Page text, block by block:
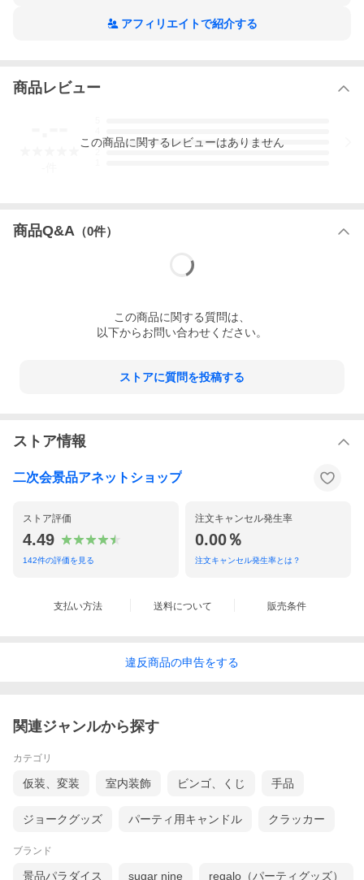
ラーはホワイトまたはブルー、ピンクです。
アフィリエイトで紹介する
商品レビュー
3
この商品に関するレビューはありません
商品Q&A （0件）
この商品に関する質問は、
以下からお問い合わせください。
ストアに質問を投稿する
ストア情報
二次会景品アネットショップ
ストア評価
4.49
142件の評価を見る
注文キャンセル発生率
0.00％
注文キャンセル発生率とは？
支払い方法 送料について 販売条件
違反商品の申告をする
関連ジャンルから探す
カテゴリ
仮装、変装 室内装飾 ビンゴ、くじ 手品
ジョークグッズ パーティ用キャンドル クラッカー
ブランド
景品パラダイス sugar nine regalo（パーティグッズ）